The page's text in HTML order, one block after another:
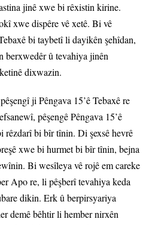
jinê xwe bi rêxistin kirine.
xwe dispêre vê xetê. Bi vê
bi taybetî li dayikên şehîdan,
berxwedêr û tevahiya jinên
dixwazin.
ji Pêngava 15’ê Tebaxê re
pêşengê Pêngava 15’ê
rêzdarî bi bîr tînin. Di şexsê hevrê
xwe bi hurmet bi bîr tînin, bejna
Bi wesîleya vê rojê em careke
Apo re, li pêşberî tevahiya keda
dikin. Erk û berpirsyariya
demê bêhtir li hember nirxên